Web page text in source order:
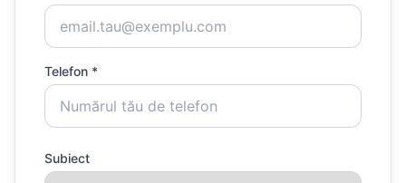
Telefon *
Subiect